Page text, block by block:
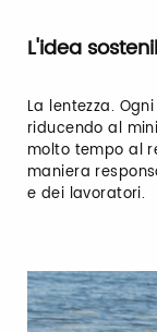
L'idea
La lentezza.
riducendo al
molto tempo al
maniera
e dei lavoratori.